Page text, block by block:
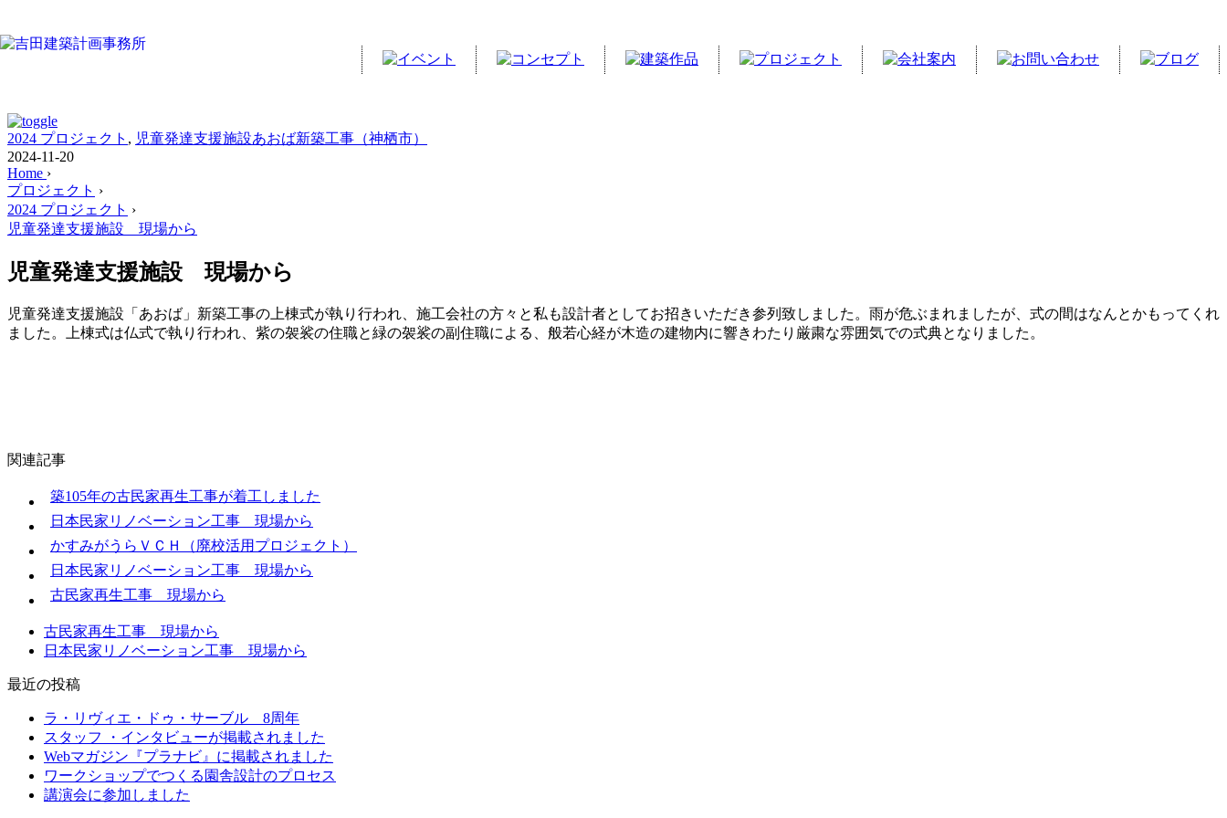
2024 プロジェクト , 児童発達支援施設あおば新築工事（神栖市）
2024-11-20
Home ›
プロジェクト ›
2024 プロジェクト ›
児童発達支援施設 現場から
児童発達支援施設 現場から
児童発達支援施設「あおば」新築工事の上棟式が執り行われ、施工会社の方々と私も設計者としてお招きいただき参列致しました。雨が危ぶまれましたが、式の間はなんとかもってくれ
ました。上棟式は仏式で執り行われ、紫の袈裟の住職と緑の袈裟の副住職による、般若心経が木造の建物内に響きわたり厳粛な雰囲気での式典となりました。
関連記事
築105年の古民家再生工事が着工しました
日本民家リノベーション工事 現場から
かすみがうらＶＣＨ（廃校活用プロジェクト）
日本民家リノベーション工事 現場から
古民家再生工事 現場から
古民家再生工事 現場から
日本民家リノベーション工事 現場から
最近の投稿
ラ・リヴィエ・ドゥ・サーブル 8周年
スタッフ ・インタビューが掲載されました
Webマガジン『プラナビ』に掲載されました
ワークショップでつくる園舎設計のプロセス
講演会に参加しました